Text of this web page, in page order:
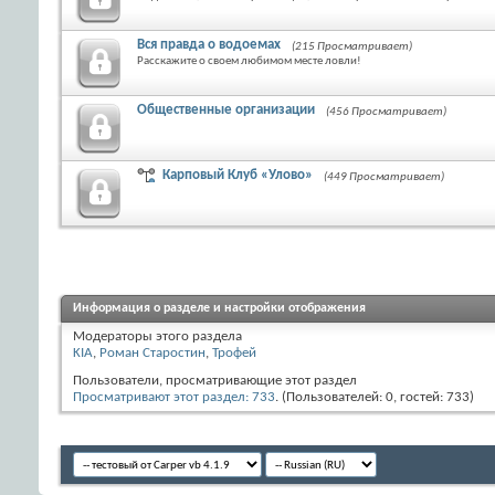
Вся правда о водоемах
(215 Просматривает)
Расскажите о своем любимом месте ловли!
Общественные организации (456 Просматривает)
Карповый Клуб «Улово» (449 Просматривает)
Информация о разделе и настройки отображения
Модераторы этого раздела
KIA, Роман Старостин, Трофей
Пользователи, просматривающие этот раздел
Просматривают этот раздел: 733. (Пользователей: 0, гостей: 733)